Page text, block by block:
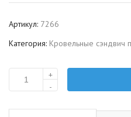
Артикул: 7266
Категория: Кровельные сэндвич
Количество
сэндвич-
+
-